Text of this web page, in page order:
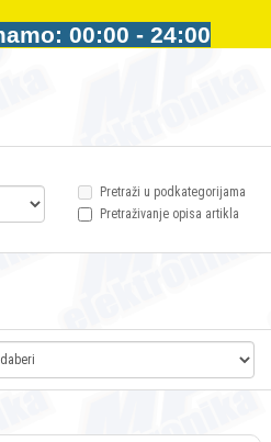
00:00 - 24:00
Pretraži u podkategorijama
Pretraživanje opisa artikla